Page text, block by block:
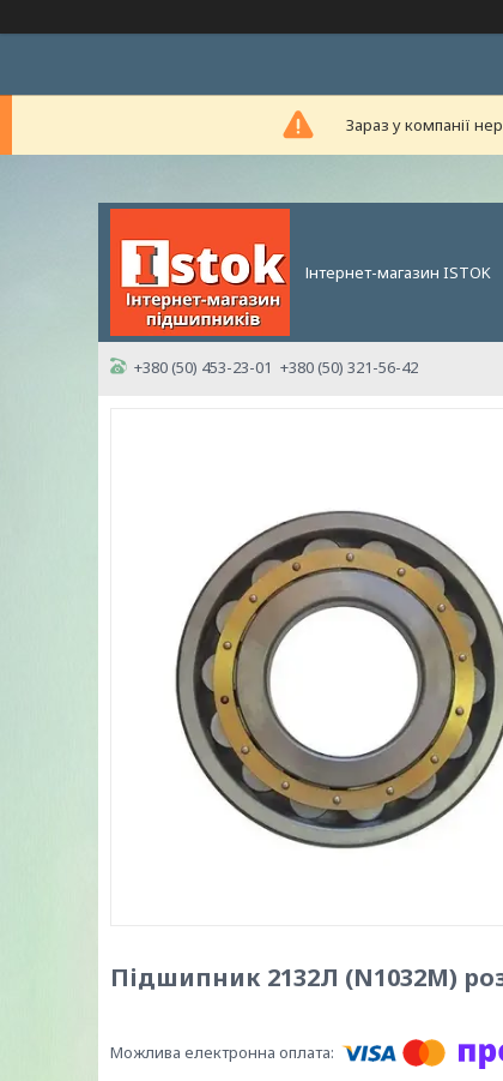
Зараз у компанії
Інтернет-магазин ISTOK
+380 (50) 453-23-01 +380 (50) 321-56-42
Підшипник 2132Л (N1032M)